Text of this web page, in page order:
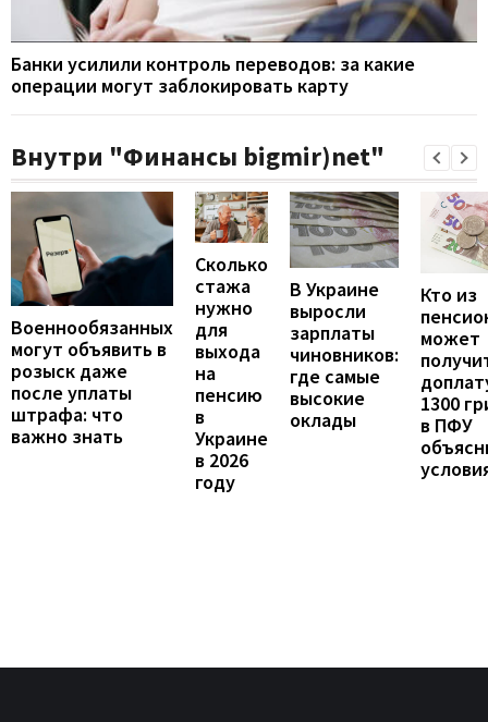
Банки усилили контроль переводов: за какие
операции могут заблокировать карту
Внутри "Финансы bigmir)net"
Военнообязанных
могут объявить в
розыск даже
после уплаты
штрафа: что
важно знать
Сколько
стажа
нужно
для
выхода
на
пенсию
в
Украине
в 2026
году
В Украине
выросли
зарплаты
чиновников:
где самые
высокие
оклады
Кто из
может
1300
в ПФУ